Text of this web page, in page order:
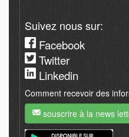
Suivez nous sur:
Facebook
Twitter
Linkedin
Comment recevoir des
souscrire à la news